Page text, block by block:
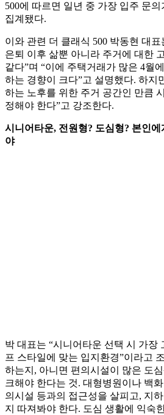
500에 따르면 일년 중 가장 입주 문
집계됐다.
이와 관련 더 클래식 500 박동현 대표
은퇴 이후 삶뿐 아니라 주거에 대한
같다”며 “이에 주택거래가 많은 4월
하는 경향이 크다”고 설명했다. 하지
하는 노후를 위한 주거 공간인 만큼
정해야 한다”고 강조한다.
시니어타운, 전원형? 도심형? 본인
야
박 대표는 “시니어타운 선택 시 가장
프 스타일에 맞는 입지환경”이라고
하는지, 아니면 편의시설이 많은 도
크해야 한다는 것. 대형병원이나 백
의시설 등과의 접근성을 살피고, 지
지 따져봐야 한다. 도심 생활에 익숙